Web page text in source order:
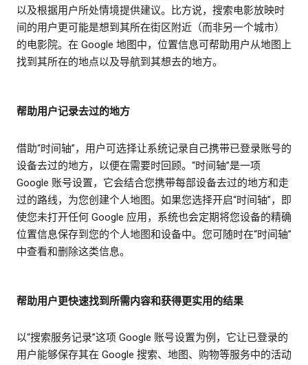
以及根据用户所处情境提供建议。比方说，搜索电影放映时
间的用户更可能是想到其所在街区附近（而非另一个城市）
的电影院。在 Google 地图中，位置信息可帮助用户从地图上
找到其所在的地点以及导航到其想去的地方。
帮助用户记录去过的地方
借助“时间轴”，用户可选择让系统记录自己携带已登录账号的
设备去过的地方，以便在需要时回顾。“时间轴”是一项
Google 账号设置，它会结合您携带每部设备去过的地方和走
过的路线，为您创建个人地图。如果您选择开启“时间轴”，即
使您未打开任何 Google 应用，系统也会定期将您设备的精确
位置信息保存到您的个人地图和设备中。您可随时在“时间轴”
中查看和删除这类信息。
帮助用户更快速找到所需内容和获得更实用的结果
以“搜索服务记录”这项 Google 账号设置为例，它让已登录的
用户能够保存其在 Google 搜索、地图、购物等服务中的活动